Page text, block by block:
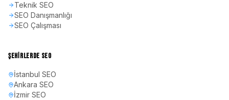
Teknik SEO
SEO Danışmanlığı
SEO Çalışması
ŞEHIRLERDE SEO
İstanbul SEO
Ankara SEO
İzmir SEO